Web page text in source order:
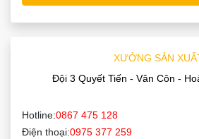
XƯỞNG SẢN
Đội 3 Quyết Tiến - Vân Côn -
Hotline:0867 475 128
Điện thoại:0975 377 259